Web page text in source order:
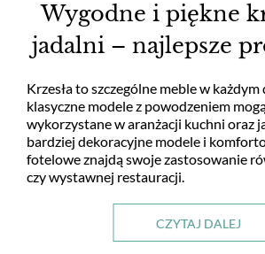
Wygodne i piękne
jadalni – najlepsze
Krzesła to szczególne meble w
klasyczne modele z powodzeniem
wykorzystane w aranżacji kuchni oraz
bardziej dekoracyjne modele i
fotelowe znajdą swoje zastosowanie
czy wystawnej restauracji.
CZYTAJ DALEJ